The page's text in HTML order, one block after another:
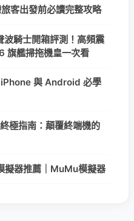
客出發前必讀完整攻略
騎士開箱評測！高頻震
旗艦掃拖機皇一次看
與 Android 必學
極指南：顛覆終端機的
擬器推薦｜MuMu模擬器